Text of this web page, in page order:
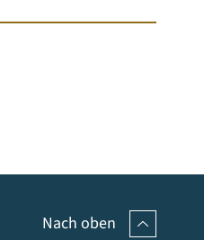
Nach oben